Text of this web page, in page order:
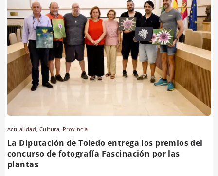
Actualidad,Cultura, Provincia
La Diputación de Toledo entrega los premios del
concurso de fotografía Fascinación por las
plantas